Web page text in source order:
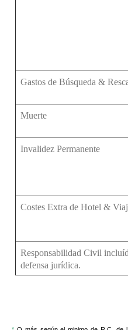
Gastos de Búsqueda &
Muerte
Invalidez Permanente
Costes Extra de Hotel &
Responsabilidad Civil
defensa jurídica.